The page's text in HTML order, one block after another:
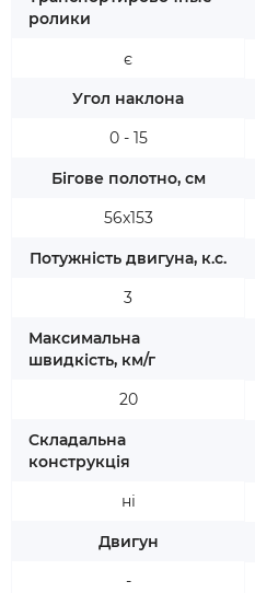
ролики
є
Угол наклона
0 - 15
Бігове полотно, см
56x153
Потужність двигуна, к.с.
3
Максимальна
швидкість, км/г
20
Складальна
конструкція
ні
Двигун
-